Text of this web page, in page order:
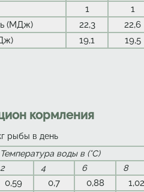
1
1
(МДж)
22,3
22,6
19,1 19,5
кормления
рыбы в день
Температура воды в (°C)
2
4 6 8
0,59 0,7 0,88